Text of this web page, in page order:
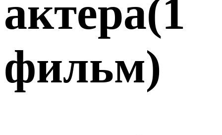
актера(1
фильм)